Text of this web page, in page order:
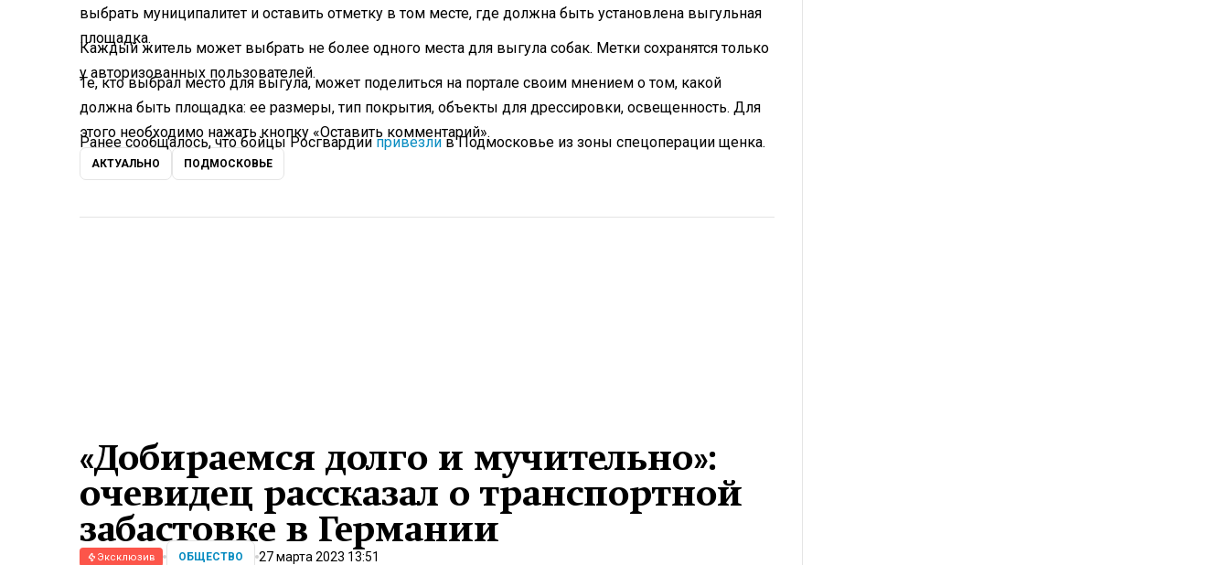
выбрать муниципалитет и оставить отметку в том месте, где должна быть установлена выгульная
площадка.
Каждый житель может выбрать не более одного места для выгула собак. Метки сохранятся только
у авторизованных пользователей.
Те, кто выбрал место для выгула, может поделиться на портале своим мнением о том, какой
должна быть площадка: ее размеры, тип покрытия, объекты для дрессировки, освещенность. Для
этого необходимо нажать кнопку «Оставить комментарий».
Ранее сообщалось, что бойцы Росгвардиипривезлив Подмосковье из зоны спецоперации щенка.
АКТУАЛЬНО ПОДМОСКОВЬЕ
«Добираемся долго и мучительно»:
очевидец рассказал о транспортной
забастовке в Германии
Эксклюзив ОБЩЕСТВО 27 марта 2023 13:51